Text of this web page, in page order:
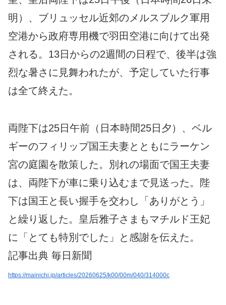
明）、ブリュッセル近郊のメルスブルク軍用
空港から政府専用機で羽田空港に向けて出発
される。13日からの2週間の日程で、後半は強
烈な暑さに見舞われたが、予定していた行事
は全て終えた。
両陛下は25日午前（日本時間25日夕）、ベル
ギーのフィリップ国王夫妻とともにラーケン
宮の庭園を散策した。別れの場面で国王夫妻
は、両陛下が車に乗り込むまで見送った。陛
下は国王と長い握手を交わし「ありがとう」
と繰り返した。皇后雅子さまもマチルド王妃
に「とても特別でした」と感謝を伝えた。
記事出典 毎日新聞
https://mainichi.jp/articles/20260625/k00/00m/040/314000c